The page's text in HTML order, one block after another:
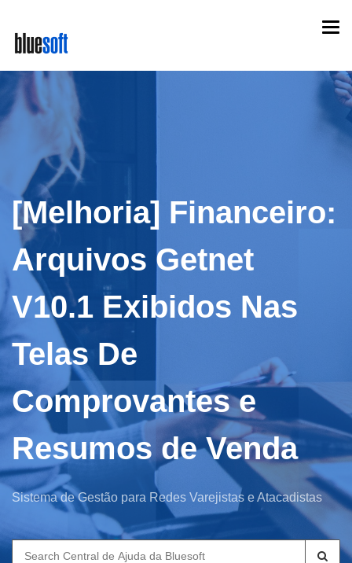
main
content
[Melhoria] Financeiro:
Arquivos Getnet
V10.1 Exibidos Nas
Telas De
Comprovantes e
Resumos de Venda
Sistema de Gestão para Redes Varejistas e Atacadistas
Search